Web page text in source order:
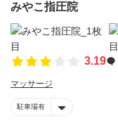
みやこ指圧院
3.19
マッサージ
駐車場有